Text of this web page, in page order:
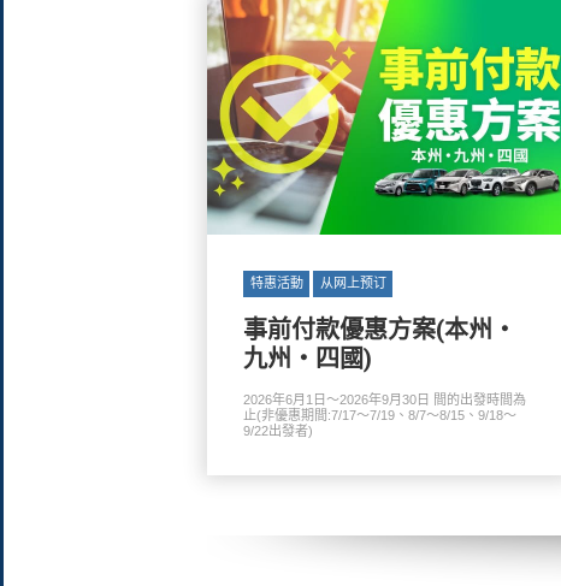
特惠活動 从网上预订
事前付款優惠方案(本州・
九州・四國)
2026年6月1日～2026年9月30日 間的出發時間為
止(非優惠期間:7/17～7/19、8/7～8/15、9/18～
9/22出發者)